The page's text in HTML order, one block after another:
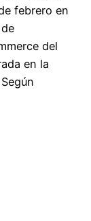
febrero en
del
en la